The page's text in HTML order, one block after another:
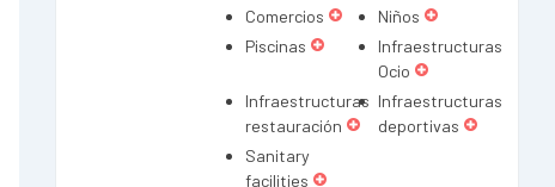
Comercios
Niños
Piscinas
Infraestructuras
Ocio
Infraestructuras
restauración
Infraestructuras
deportivas
Sanitary
facilities